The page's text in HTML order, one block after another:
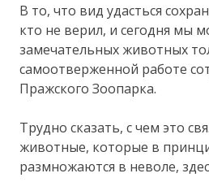
В то, что вид удасться
кто не верил, и сегодня мы
замечательных животных
самоотверженной работе
Пражского Зоопарка.
Трудно сказать, с чем это
животные, которые в
размножаются в неволе,